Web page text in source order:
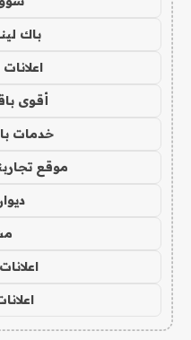
باك
أقوى
خدمات با
موقع